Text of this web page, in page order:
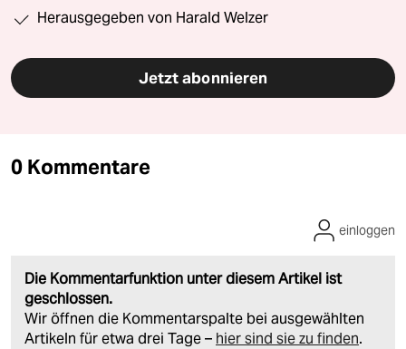
Herausgegeben von Harald Welzer
Jetzt abonnieren
0 Kommentare
Die Kommentarfunktion unter diesem Artikel ist
geschlossen.
Wir öffnen die Kommentarspalte bei ausgewählten
Artikeln für etwa drei Tage – hier sind sie zu finden.
einloggen